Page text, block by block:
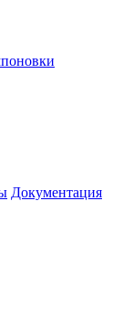
Документация